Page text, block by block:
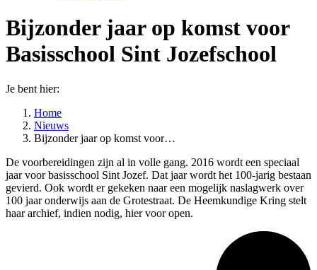
Bijzonder jaar op komst voor
Basisschool Sint Jozefschool
Je bent hier:
Home
Nieuws
Bijzonder jaar op komst voor…
De voorbereidingen zijn al in volle gang. 2016 wordt een speciaal
jaar voor basisschool Sint Jozef. Dat jaar wordt het 100-jarig bestaan
gevierd. Ook wordt er gekeken naar een mogelijk naslagwerk over
100 jaar onderwijs aan de Grotestraat. De Heemkundige Kring stelt
haar archief, indien nodig, hier voor open.